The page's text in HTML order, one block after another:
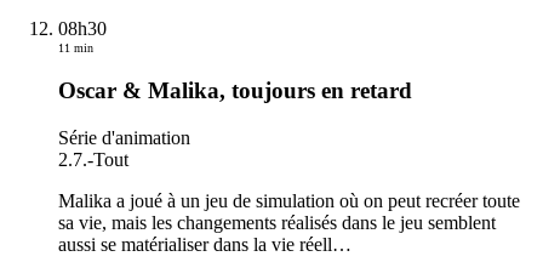
08h30
11 min
Oscar & Malika, toujours en retard
Série d'animation
2.7.-Tout
Malika a joué à un jeu de simulation où on peut recréer toute
sa vie, mais les changements réalisés dans le jeu semblent
aussi se matérialiser dans la vie réell…